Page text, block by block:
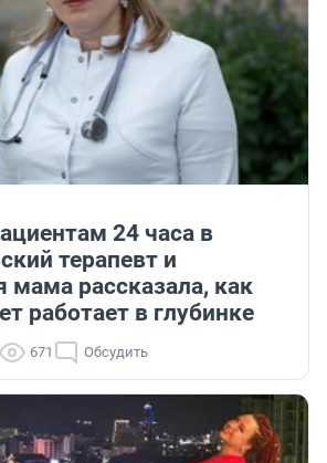
24 часа в
терапевт и
мама рассказала, как
работает в глубинке
671 Обсудить